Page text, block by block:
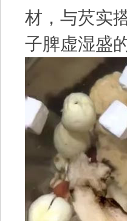
材，与芡实
子脾虚湿盛